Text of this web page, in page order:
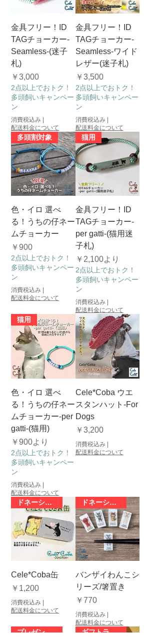
金具フリー！ID
TAGチョーカー-
Seamless-(迷子
札)
価格
￥3,000
2点以上でおトク！
多頭飼いキャンペー
ン
消費税込み |
配送料金について
金具フリー！ID
TAGチョーカー-
Seamless-ワイド
レザー(迷子札)
価格
￥3,500
2点以上でおトク！
多頭飼いキャンペー
ン
消費税込み|
配送料金について
多頭割対象
色・イロ 選べ
る！うちの仔ネー
ムチョーカー
価格
￥900
2点以上でおトク！
多頭飼いキャンペー
ン
消費税込み
配送料金について
猫用
金具フリー！ID
TAGチョーカー-
per gatti-(猫用迷
子札)
￥2,100より
セール価格
2点以上でおトク！
多頭飼いキャンペー
ン
消費税込み|
配送料金について
猫用
色・イロ 選べ
る！うちの仔ネー
ムチョーカー-per
gatti-(猫用)
￥900より
セール価格
2点以上でおトク！
多頭飼いキャンペー
ン
消費税込み |
配送料金について
Cele*Coba ウエ
スタンハット-For
Dogs
価格
￥3,200
消費税込み|
配送料金について
ドネーション対象商品
Cele*Coba缶
価格
￥1,200
消費税込み
配送料金について
ドネーション対象商品
バンザイわんこシ
リーズ/箸置き
価格
￥770
消費税込み|
配送料金について
プレゼントに！ ギフトラッピング